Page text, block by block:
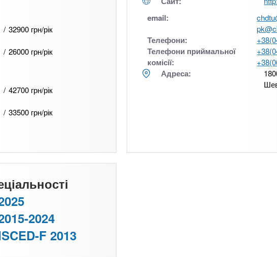
32900 грн/рік
26000 грн/рік
42700 грн/рік
33500 грн/рік
email:
Телефони:
Телефони приймальної
комісії:
Адреса:
2024
F 2013